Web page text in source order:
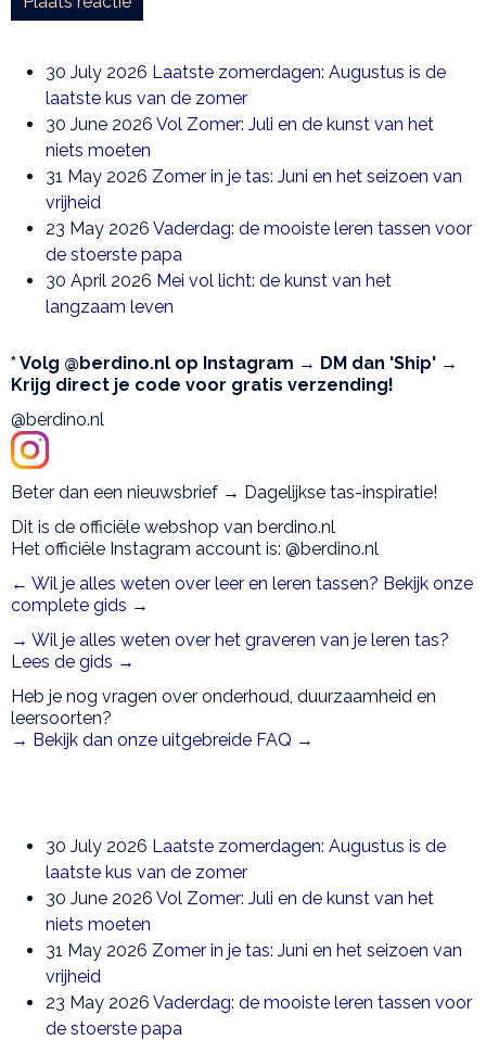
30 July 2026 Laatste zomerdagen: Augustus is de
laatste kus van de zomer
30 June 2026 Vol Zomer: Juli en de kunst van het
niets moeten
31 May 2026 Zomer in je tas: Juni en het seizoen van
vrijheid
23 May 2026 Vaderdag: de mooiste leren tassen voor
de stoerste papa
30 April 2026 Mei vol licht: de kunst van het
langzaam leven
* Volg @berdino.nl op Instagram → DM dan 'Ship' →
Krijg direct je code voor gratis verzending!
@berdino.nl
Beter dan een nieuwsbrief → Dagelijkse tas-inspiratie!
Dit is de officiële webshop van berdino.nl
Het officiële Instagram account is: @berdino.nl
← Wil je alles weten over leer en leren tassen? Bekijk onze
complete gids →
→ Wil je alles weten over het graveren van je leren tas?
Lees de gids →
Heb je nog vragen over onderhoud, duurzaamheid en
leersoorten?
→ Bekijk dan onze uitgebreide FAQ →
30 July 2026 Laatste zomerdagen: Augustus is de
laatste kus van de zomer
30 June 2026 Vol Zomer: Juli en de kunst van het
niets moeten
31 May 2026 Zomer in je tas: Juni en het seizoen van
vrijheid
23 May 2026 Vaderdag: de mooiste leren tassen voor
de stoerste papa